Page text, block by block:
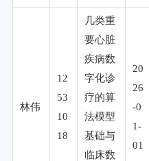
林伟
12
53
10
18
几类重
要心脏
疾病数
字化诊
疗的算
法模型
基础与
临床数
20
26
-0
1-
01